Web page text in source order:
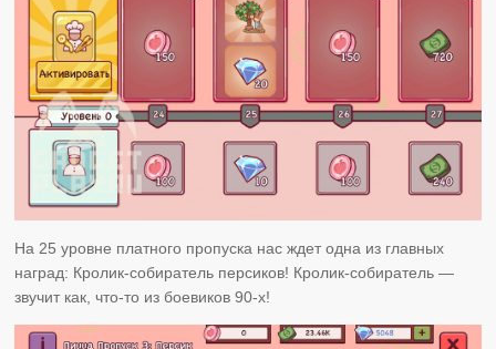
На 25 уровне платного пропуска нас ждет одна из главных
наград: Кролик-собиратель персиков! Кролик-собиратель —
звучит как, что-то из боевиков 90-х!